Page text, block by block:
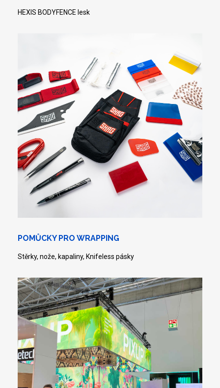
HEXIS BODYFENCE lesk
POMŮCKY PRO WRAPPING
Stěrky, nože, kapaliny, Knifeless pásky